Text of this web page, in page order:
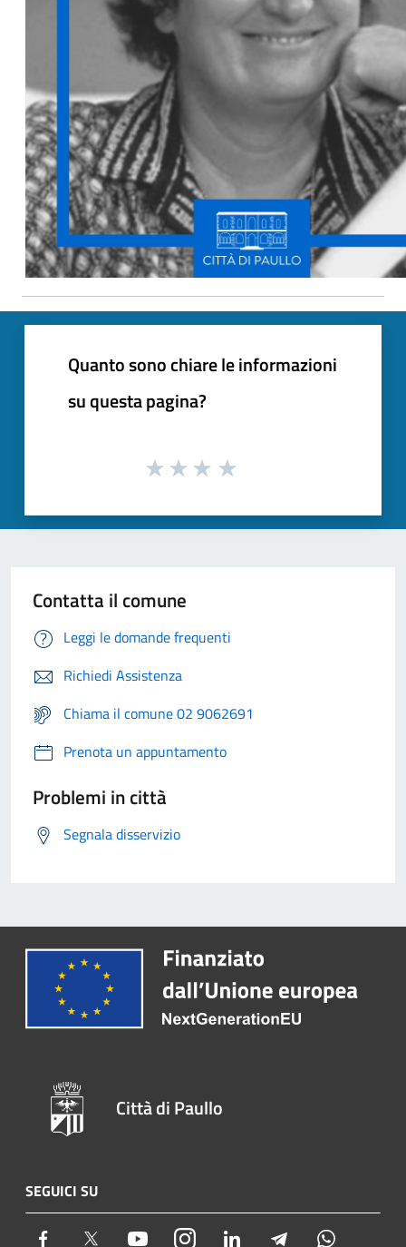
Quanto sono chiare le informazioni
su questa pagina?
Contatta il comune
Leggi le domande frequenti
Richiedi Assistenza
Chiama il comune 02 9062691
Prenota un appuntamento
Problemi in città
Segnala disservizio
Città di Paullo
SEGUICI SU
Facebook Twitter YoutubeInstagram LinkedIn Telegram